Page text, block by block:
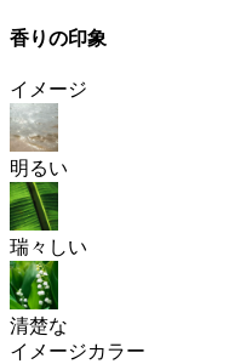
香りの印象
イメージ
明るい
瑞々しい
清楚な
イメージカラー